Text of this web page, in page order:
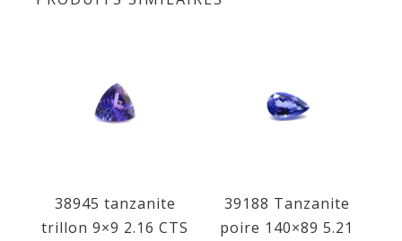
38945 tanzanite
trillon 9×9 2.16 CTS
39188 Tanzanite
poire 140×89 5.21